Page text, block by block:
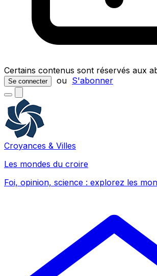
Certains contenus sont réservés aux
Se connecter ou S'abonner
Croyances & Villes
Les mondes du croire
Foi, opinion, science : explorez les